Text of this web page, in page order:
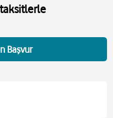
Başvur